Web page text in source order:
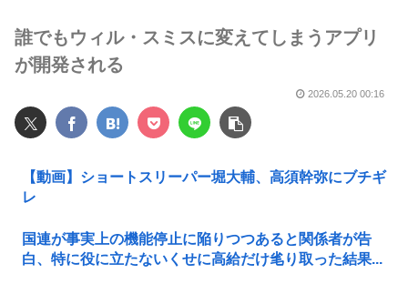
誰でもウィル・スミスに変えてしまうアプリ
が開発される
2026.05.20 00:16
【動画】ショートスリーパー堀大輔、高須幹弥にブチギ
レ
国連が事実上の機能停止に陥りつつあると関係者が告
白、特に役に立たないくせに高給だけ毟り取った結果...